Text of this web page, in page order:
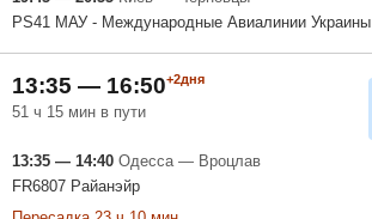
PS41 МАУ - Международные Авиалинии Украины
13:35 — 16:50+2дня
51 ч 15 мин в пути
13:35 — 14:40 Одесса — Вроцлав
FR6807 Райанэйр